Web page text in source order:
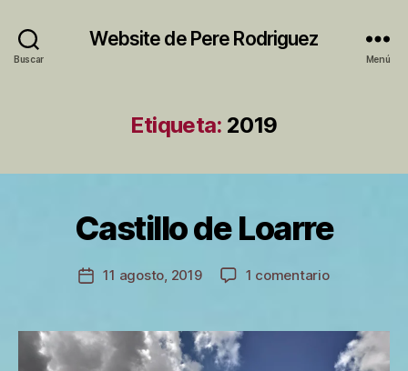
Buscar
Website de Pere Rodriguez
Menú
Etiqueta: 2019
CategoríasCastillo de Loarre
Autor
de
r
Fecha
entrada
11 agosto, 2019 1 comentarioen
Loarre